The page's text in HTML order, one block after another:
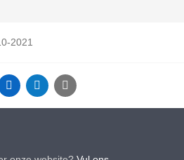
2021
LinkedinTwitter E-mail